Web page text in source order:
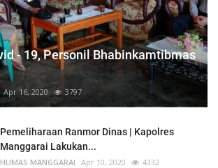
- 19, Personil Bhabinkamtibmas
Apr 16, 2020 3797
Pemeliharaan Ranmor Dinas | Kapolres
Manggarai Lakukan...
HUMAS MANGGARAI Apr 10, 2020 4332